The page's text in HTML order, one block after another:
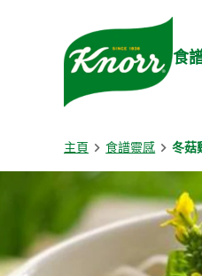
Skip to:
食
主頁 食譜靈感 冬菇